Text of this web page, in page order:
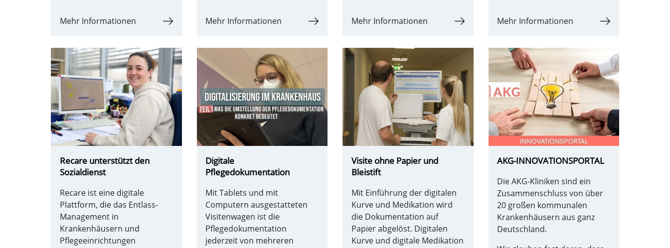
Mehr Informationen Mehr Informationen Mehr Informationen Mehr Informationen
Recare unterstützt den
Sozialdienst
Recare ist eine digitale
Plattform, die das Entlass-
Management in
Krankenhäusern und
Pflegeeinrichtungen
Digitale
Pflegedokumentation
Mit Tablets und mit
Computern ausgestatteten
Visitenwagen ist die
Pflegedokumentation
jederzeit von mehreren
Visite ohne Papier und
Bleistift
Mit Einführung der digitalen
Kurve und Medikation wird
die Dokumentation auf
Papier abgelöst. Digitalen
Kurve und digitale Medikation
AKG-INNOVATIONSPORTAL
Die AKG-Kliniken sind ein
Zusammenschluss von über
20 großen kommunalen
Krankenhäusern aus ganz
Deutschland.